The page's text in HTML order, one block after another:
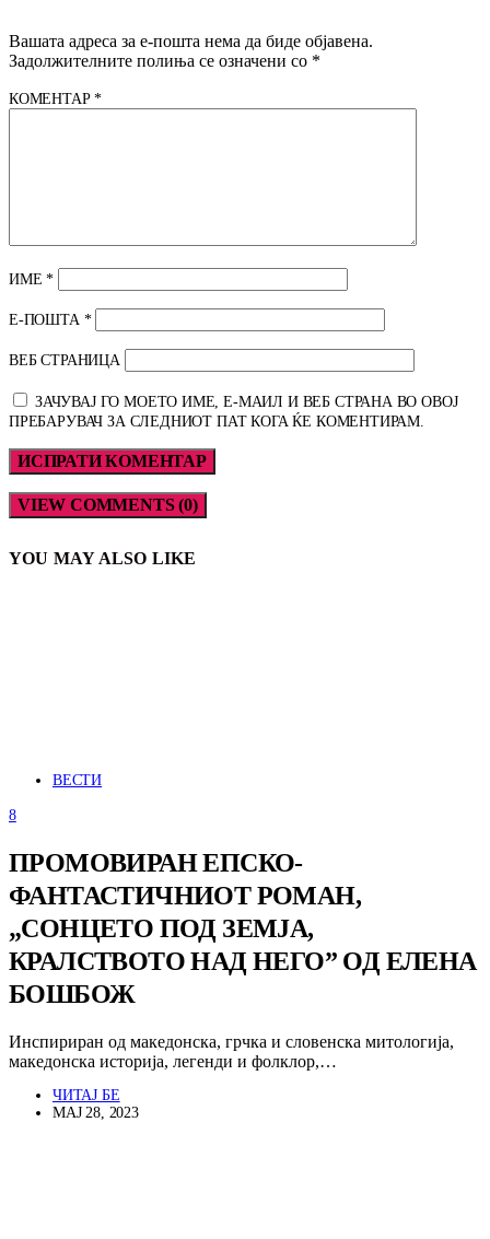
Вашата адреса за е-пошта нема да биде објавена.
Задолжителните полиња се означени со *
КОМЕНТАР*
ИМЕ*
Е-ПОШТА *
ВЕБ СТРАНИЦА
ЗАЧУВАЈ ГО МОЕТО ИМЕ, Е-МАИЛ И ВЕБ СТРАНА ВО ОВОЈ
ПРЕБАРУВАЧ ЗА СЛЕДНИОТ ПАТ КОГА ЌЕ КОМЕНТИРАМ.
VIEW COMMENTS (0)
YOU MAY ALSO LIKE
ВЕСТИ
8
ПРОМОВИРАН ЕПСКО-
ФАНТАСТИЧНИОТ РОМАН,
„СОНЦЕТО ПОД ЗЕМЈА,
КРАЛСТВОТО НАД НЕГО” ОД ЕЛЕНА
БОШБОЖ
Инспириран од македонска, грчка и словенска митологија,
македонска историја, легенди и фолклор,…
ЧИТАЈ БЕ
МАЈ 28, 2023